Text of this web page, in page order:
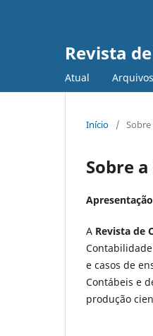
Revista
Atual Arquivos
Início / Sobre
Sobre
Apresentação
A Revista de
e casos de
Contábeis e
produção